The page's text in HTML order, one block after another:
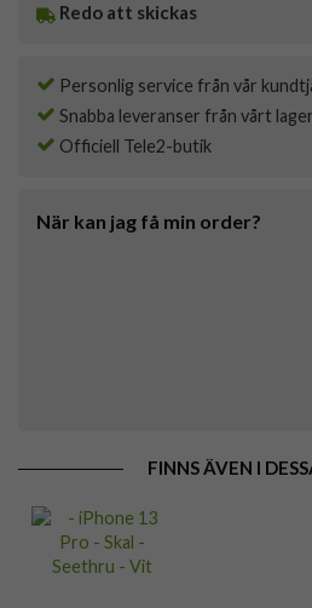
Redo att skickas
Personlig service från vår
Snabba leveranser från vårt
Officiell Tele2-butik
När kan jag få min order?
FINNS ÄVEN I